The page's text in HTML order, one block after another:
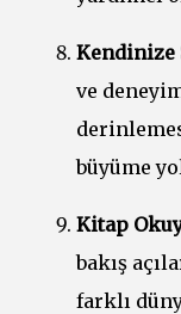
Kendinize
ve
büyüme
Kitap
bakış
farklı